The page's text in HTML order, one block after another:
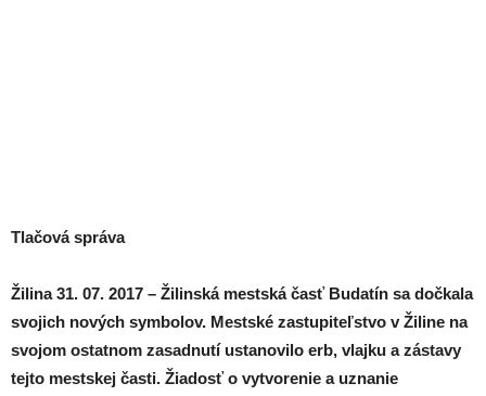
Tlačová správa
Žilina 31. 07. 2017 – Žilinská mestská časť Budatín sa dočkala
svojich nových symbolov. Mestské zastupiteľstvo v Žiline na
svojom ostatnom zasadnutí ustanovilo erb, vlajku a zástavy
tejto mestskej časti. Žiadosť o vytvorenie a uznanie